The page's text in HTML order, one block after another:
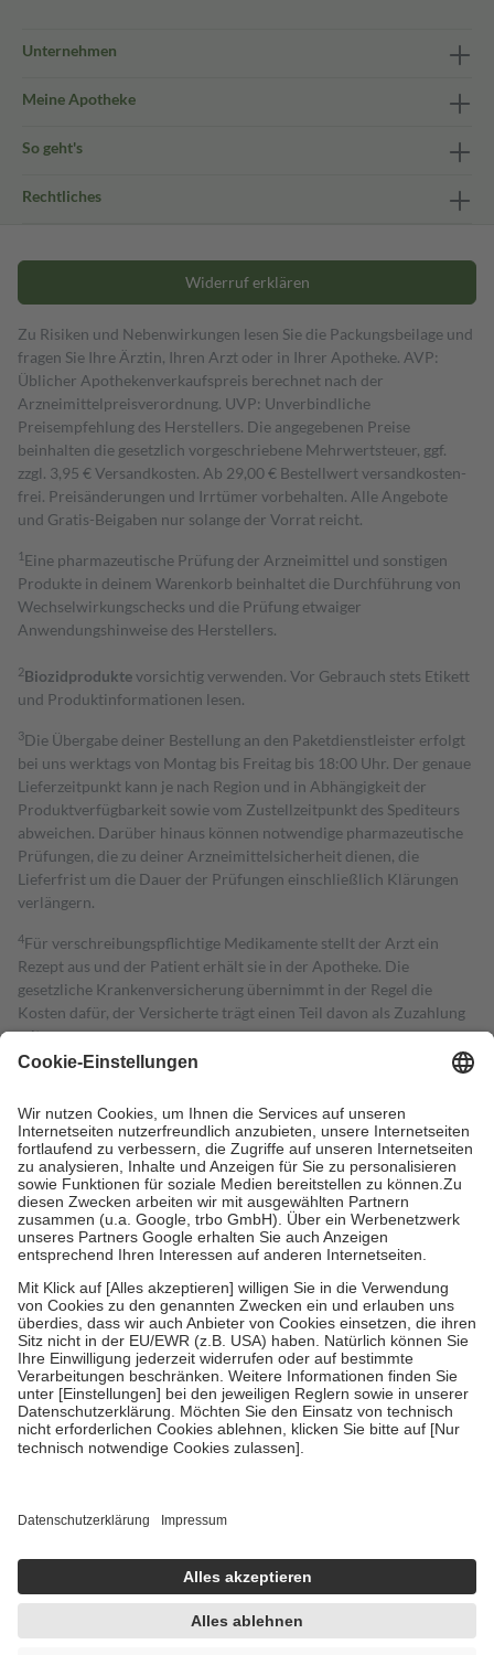
Unternehmen
Meine Apotheke
So geht's
Rechtliches
Widerruf erklären
Zu Risiken und Nebenwirkungen lesen Sie die Packungsbeilage und
fragen Sie Ihre Ärztin, Ihren Arzt oder in Ihrer Apotheke. AVP:
Üblicher Apothekenverkaufspreis berechnet nach der
Arzneimittelpreisverordnung. UVP: Unverbindliche
Preisempfehlung des Herstellers. Die angegebenen Preise
beinhalten die gesetzlich vorgeschriebene Mehrwertsteuer, ggf.
zzgl. 3,95 € Versandkosten. Ab 29,00 € Bestell­wert versand­kosten­
frei. Preisänderungen und Irrtümer vorbehalten. Alle Angebote
und Gratis-Beigaben nur solange der Vorrat reicht.
1 Eine pharmazeutische Prüfung der Arzneimittel und sonstigen
Produkte in deinem Warenkorb beinhaltet die Durchführung von
Wechselwirkungschecks und die Prüfung etwaiger
Anwendungshinweise des Herstellers.
2Biozidproduktevorsichtig verwenden. Vor Gebrauch stets Etikett
und Produktinformationen lesen.
3Die Übergabe deiner Bestellung an den Paketdienstleister erfolgt
bei uns werktags von Montag bis Freitag bis 18:00 Uhr. Der genaue
Lieferzeitpunkt kann je nach Region und in Abhängigkeit der
Produktverfügbarkeit sowie vom Zustellzeitpunkt des Spediteurs
abweichen. Darüber hinaus können notwendige pharmazeutische
Prüfungen, die zu deiner Arzneimittelsicherheit dienen, die
Lieferfrist um die Dauer der Prüfungen einschließlich Klärungen
verlängern.
4Für verschreibungspflichtige Medikamente stellt der Arzt ein
Rezept aus und der Patient erhält sie in der Apotheke. Die
gesetzliche Krankenversicherung übernimmt in der Regel die
Kosten dafür, der Versicherte trägt einen Teil davon als Zuzahlung
mit.
Grundsätzlich leisten Mitglieder Zuzahlungen in Höhe von zehn
höchstens zehn Euro.
Es sind jedoch nie mehr als die tatsächlichen
Kosten der Leistung zu entrichten.
Diese Regeln gelten grundsätzlich auch für Online-Apotheken.
Bei Heilmitteln und häuslicher Krankenpflege beträgt die
Zuzahlung zehn Prozent der Kosten sowie zehn Euro je
Verordnung.
Um das Engagement der Versicherten für ihre eigene Gesundheit zu
stärken und die besondere Stellung der Familie zu unterstützen,
fallenkeine Zuzahlungenan bei:
• Kindern und Jugendlichen bis zum vollendeten 18. Lebensjahr
mit Ausnahme der Fahrkosten
• Untersuchungen zur Vorsorge und Früherkennung, die von der
GKV getragen werden
• empfohlenen Schutzimpfungen
• Harn- und Blutteststreifen
getroffen, um sicherzustellen, dass es sich um echte Bewertungen
https://help.etrusted.com/hc/de/articles/4419944605341
Einige Bilder und Inhalte wurden unter Zuhilfenahme künstlicher